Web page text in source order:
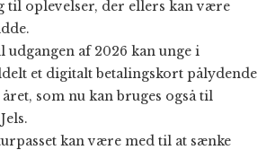
til oplevelser, der ellers kan være
af 2026 kan unge i
et digitalt betalingskort pålydende
som nu kan bruges også til
kan være med til at sænke